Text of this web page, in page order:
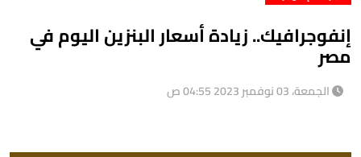
إنفوجرافيك.. زيادة أسعار البنزين اليوم في
مصر
الجمعة، 03 نوفمبر 2023 04:55 ص